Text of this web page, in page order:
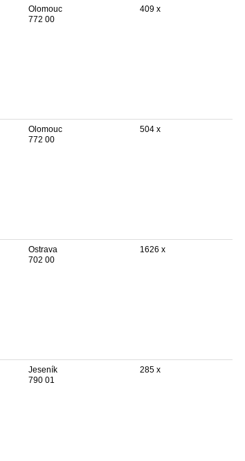
Olomouc
772 00
409 x
Olomouc
772 00
504 x
Ostrava
702 00
1626 x
Jeseník
790 01
285 x